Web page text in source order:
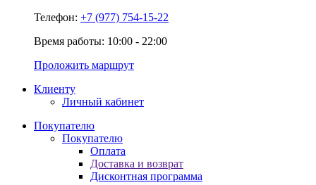
Телефон: +7 (977) 754-15-22
Время работы: 10:00 - 22:00
Проложить маршрут
Клиенту
Личный кабинет
Покупателю
Покупателю
Оплата
Доставка и возврат
Дисконтная программа